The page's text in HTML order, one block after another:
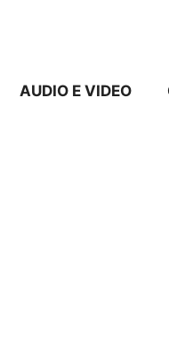
AUDIO E VIDEO